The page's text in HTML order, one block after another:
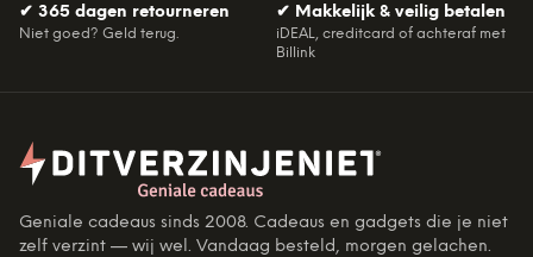
✔ 365 dagen retourneren
Niet goed? Geld terug.
✔ Makkelijk & veilig betalen
iDEAL, creditcard of achteraf met
Billink
Geniale cadeaus sinds 2008. Cadeaus en gadgets die je niet
zelf verzint — wij wel. Vandaag besteld, morgen gelachen.